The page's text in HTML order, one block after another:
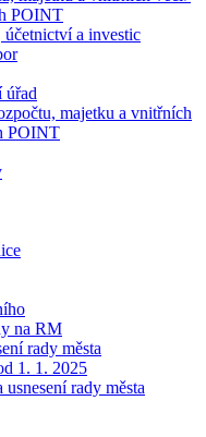
POINT
a investic
úřad
majetku a vnitřních
POINT
na RM
rady města
1. 1. 2025
usnesení rady města